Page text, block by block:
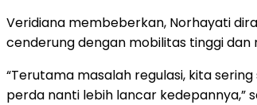
Veridiana membeberkan, Norhayati
cenderung dengan mobilitas tinggi
“Terutama masalah regulasi, kita
perda nanti lebih lancar kedepannya,”